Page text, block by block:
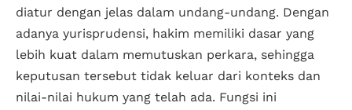
diatur dengan jelas dalam undang-undang. Dengan
adanya yurisprudensi, hakim memiliki dasar yang
lebih kuat dalam memutuskan perkara, sehingga
keputusan tersebut tidak keluar dari konteks dan
nilai-nilai hukum yang telah ada. Fungsi ini